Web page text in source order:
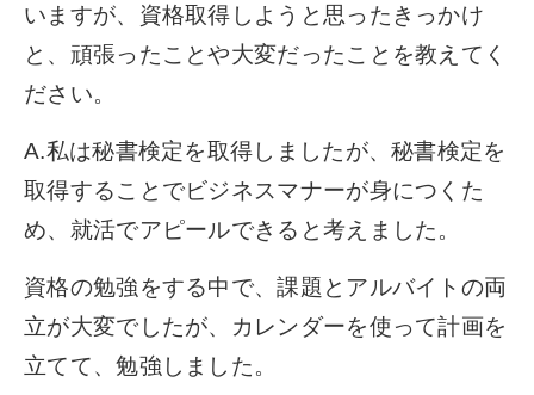
いますが、資格取得しようと思ったきっかけ
と、頑張ったことや大変だったことを教えてく
ださい。
A.私は秘書検定を取得しましたが、秘書検定を
取得することでビジネスマナーが身につくた
め、就活でアピールできると考えました。
資格の勉強をする中で、課題とアルバイトの両
立が大変でしたが、カレンダーを使って計画を
立てて、勉強しました。